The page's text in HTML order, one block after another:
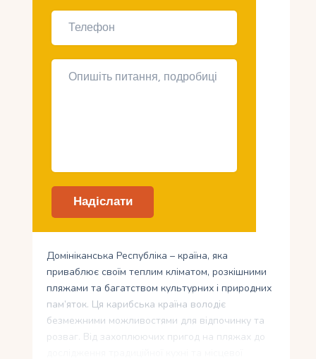
Домініканська Республіка – країна, яка
приваблює своїм теплим кліматом, розкішними
пляжами та багатством культурних і природних
пам’яток. Ця карибська країна володіє
безмежними можливостями для відпочинку та
розваг. Від захоплюючих пригод на пляжах до